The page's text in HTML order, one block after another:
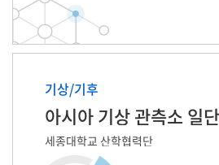
기상/기후
아시아 기상 관측소 일
세종대학교 산학협력단